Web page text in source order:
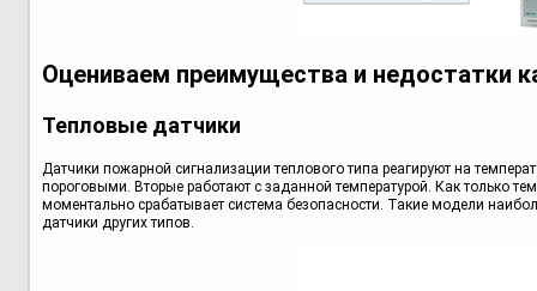
Оцениваем преимущества и недостатки
Тепловые датчики
Датчики пожарной сигнализации теплового типа реагируют на
пороговыми. Вторые работают с заданной температурой. Как только
моментально срабатывает система безопасности. Такие модели
датчики других типов.